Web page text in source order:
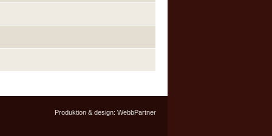
Produktion & design: WebbPartner